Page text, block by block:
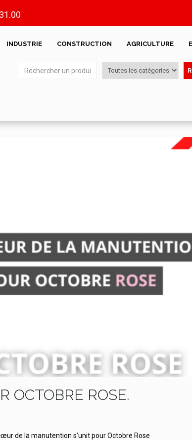
INDUSTRIE CONSTRUCTION AGRICULTURE
OCTOBRE ROSE.
de la manutention s’unit pour Octobre Rose